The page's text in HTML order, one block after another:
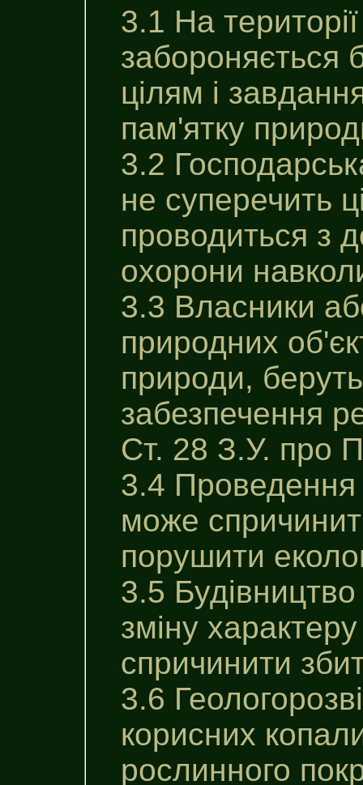
3.1 На
забороняється
цілям i
пам'ятку
3.2
не суперечить
проводиться з
охорони
3.3 Власники
природних
природи,
забезпечення
Ст. 28 З.У. про
3.4 Проведення
може
порушити
3.5
зміну
спричинити
3.6
корисних
рослинного